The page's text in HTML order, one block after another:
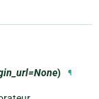
) ¶